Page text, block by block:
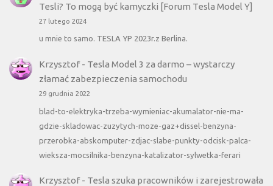
Tesli? To mogą być kamyczki [Forum Tesla Model Y]
27 lutego 2024
u mnie to samo. TESLA YP 2023r.z Berlina.
Krzysztof- Tesla Model 3 za darmo – wystarczy
złamać zabezpieczenia samochodu
29 grudnia 2022
blad-to-elektryka-trzeba-wymieniac-akumalator-nie-ma-
gdzie-skladowac-zuzytych-moze-gaz+dissel-benzyna-
przerobka-abskomputer-zdjac-slabe-punkty-odcisk-palca-
wieksza-mocsilnika-benzyna-katalizator-sylwetka-ferari
Krzysztof- Tesla szuka pracowników i zarejestrowała